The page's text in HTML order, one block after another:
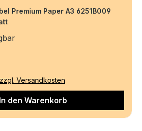
Premium Paper A3 6251B009
Versandkosten
In den Warenkorb